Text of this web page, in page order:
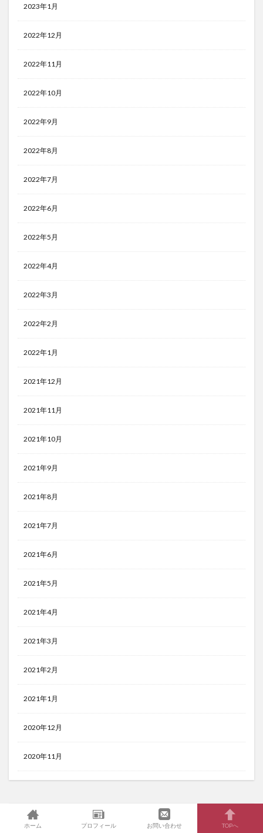
2023年1月
2022年12月
2022年11月
2022年10月
2022年9月
2022年8月
2022年7月
2022年6月
2022年5月
2022年4月
2022年3月
2022年2月
2022年1月
2021年12月
2021年11月
2021年10月
2021年9月
2021年8月
2021年7月
2021年6月
2021年5月
2021年4月
2021年3月
2021年2月
2021年1月
2020年12月
2020年11月
ホーム プロフィール お問い合わせ TOPへ